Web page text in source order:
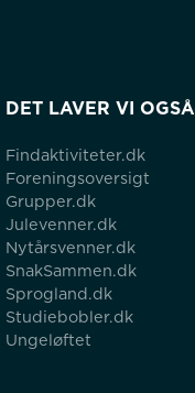
DET LAVER VI OGSÅ
Findaktiviteter.dk
Foreningsoversigt
Grupper.dk
Julevenner.dk
Nytårsvenner.dk
SnakSammen.dk
Sprogland.dk
Studiebobler.dk
Ungeløftet